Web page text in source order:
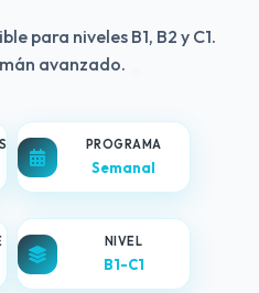
para niveles B1, B2 y C1.
avanzado.
PROGRAMA
Semanal
NIVEL
B1-C1